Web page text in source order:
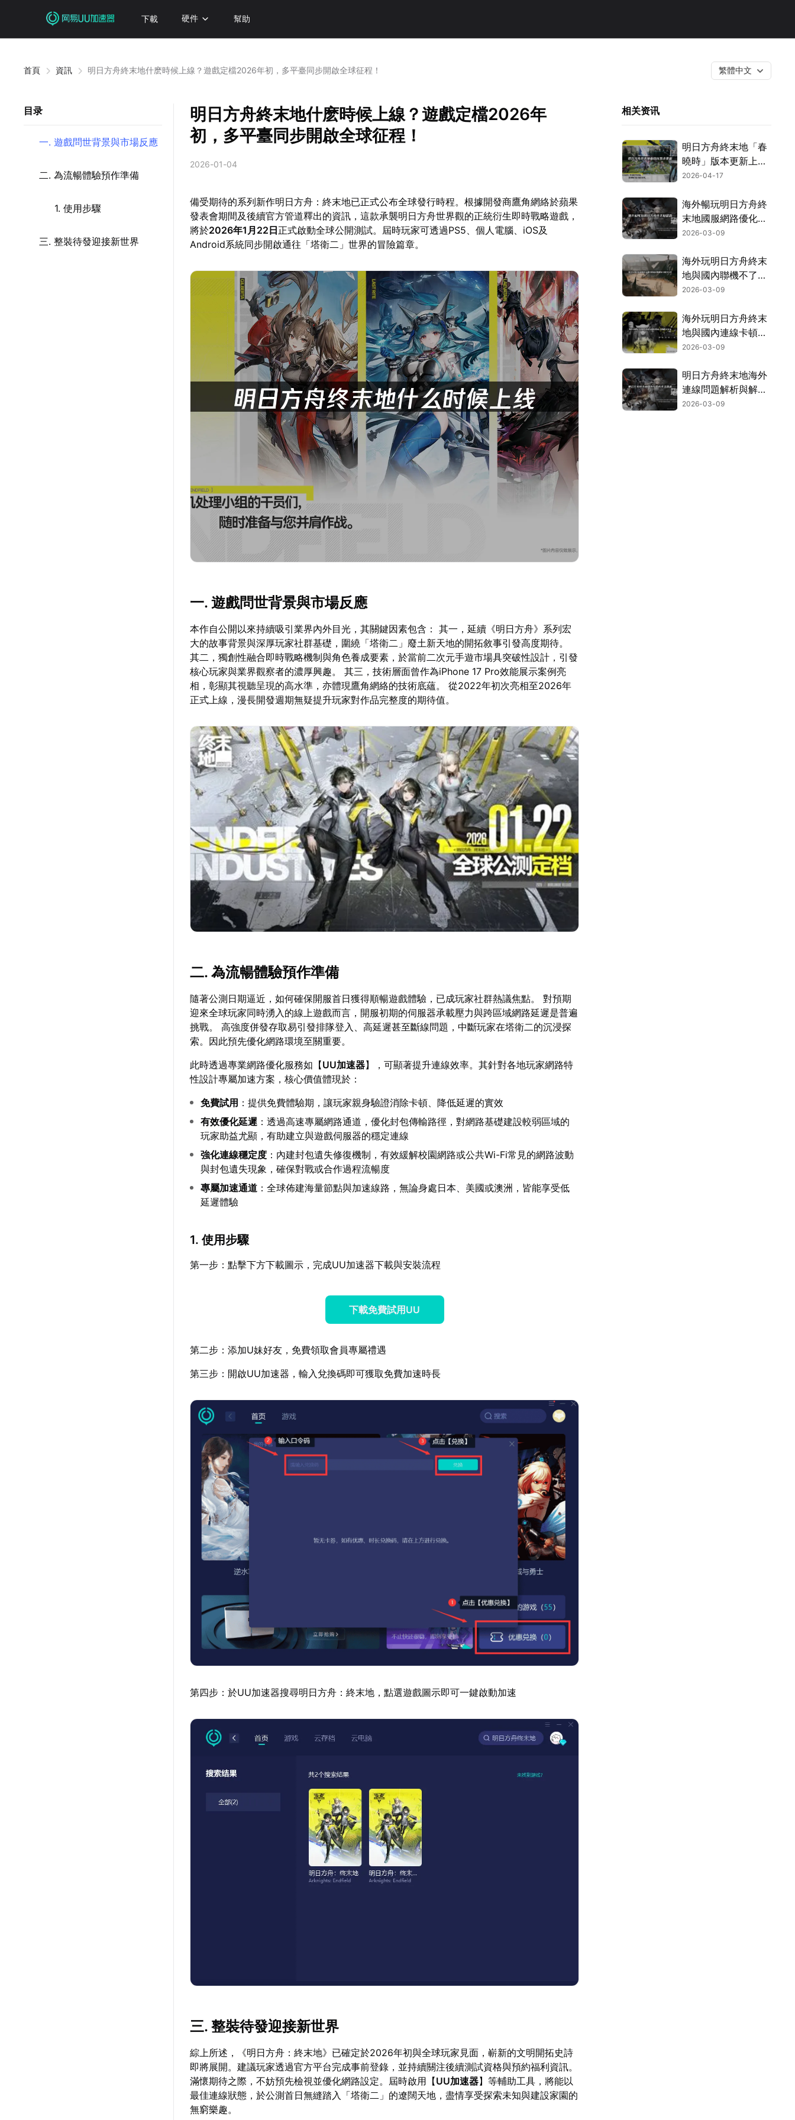
下載 硬件 幫助
首頁 資訊 明日方舟終末地什麽時候上線？遊戲定檔2026年初，多平臺同步開啟全球征程！ 繁體中文
目录
一. 遊戲問世背景與市場反應
二. 為流暢體驗預作準備
1. 使用步驟
三. 整裝待發迎接新世界
明日方舟終末地什麽時候上線？遊戲定檔2026年
初，多平臺同步開啟全球征程！
2026-01-04
備受期待的系列新作明日方舟：終末地已正式公布全球發行時程。根據開發商鷹角網絡於蘋果
發表會期間及後續官方管道釋出的資訊，這款承襲明日方舟世界觀的正統衍生即時戰略遊戲，
將於2026年1月22日正式啟動全球公開測試。屆時玩家可透過PS5、個人電腦、iOS及
Android系統同步開啟通往「塔衛二」世界的冒險篇章。
一. 遊戲問世背景與市場反應
本作自公開以來持續吸引業界內外目光，其關鍵因素包含： 其一，延續《明日方舟》系列宏
大的故事背景與深厚玩家社群基礎，圍繞「塔衛二」廢土新天地的開拓敘事引發高度期待。
其二，獨創性融合即時戰略機制與角色養成要素，於當前二次元手遊市場具突破性設計，引發
核心玩家與業界觀察者的濃厚興趣。 其三，技術層面曾作為iPhone 17 Pro效能展示案例亮
相，彰顯其視聽呈現的高水準，亦體現鷹角網絡的技術底蘊。 從2022年初次亮相至2026年
正式上線，漫長開發週期無疑提升玩家對作品完整度的期待值。
二. 為流暢體驗預作準備
隨著公測日期逼近，如何確保開服首日獲得順暢遊戲體驗，已成玩家社群熱議焦點。 對預期
迎來全球玩家同時湧入的線上遊戲而言，開服初期的伺服器承載壓力與跨區域網路延遲是普遍
挑戰。 高強度併發存取易引發排隊登入、高延遲甚至斷線問題，中斷玩家在塔衛二的沉浸探
索。因此預先優化網路環境至關重要。
此時透過專業網路優化服務如【UU加速器】，可顯著提升連線效率。其針對各地玩家網路特
性設計專屬加速方案，核心價值體現於：
免費試用 ：提供免費體驗期，讓玩家親身驗證消除卡頓、降低延遲的實效
有效優化延遲 ：透過高速專屬網路通道，優化封包傳輸路徑，對網路基礎建設較弱區域的
玩家助益尤顯，有助建立與遊戲伺服器的穩定連線
強化連線穩定度 ：內建封包遺失修復機制，有效緩解校園網路或公共Wi-Fi常見的網路波動
與封包遺失現象，確保對戰或合作過程流暢度
專屬加速通道 ：全球佈建海量節點與加速線路，無論身處日本、美國或澳洲，皆能享受低
延遲體驗
1. 使用步驟
第一步：點擊下方下載圖示，完成UU加速器下載與安裝流程
下載免費試用UU
第二步：添加U妹好友，免費領取會員專屬禮遇
第三步：開啟UU加速器，輸入兌換碼即可獲取免費加速時長
第四步：於UU加速器搜尋明日方舟：終末地，點選遊戲圖示即可一鍵啟動加速
三. 整裝待發迎接新世界
綜上所述，《明日方舟：終末地》已確定於2026年初與全球玩家見面，嶄新的文明開拓史詩
即將展開。建議玩家透過官方平台完成事前登錄，並持續關注後續測試資格與預約福利資訊。
滿懷期待之際，不妨預先檢視並優化網路設定。屆時啟用【UU加速器】等輔助工具，將能以
最佳連線狀態，於公測首日無縫踏入「塔衛二」的遼闊天地，盡情享受探索未知與建設家園的
無窮樂趣。
相关资讯
明日方舟終末地「春
曉時」版本更新上
線！完整內容與暢玩
2026-04-17
海外暢玩明日方舟終
末地國服網路優化全
攻略！
2026-03-09
海外玩明日方舟終末
地與國內聯機不了難
題全解析！
2026-03-09
海外玩明日方舟終末
地與國內連線卡頓：
網路延遲解決全攻
2026-03-09
明日方舟終末地海外
連線問題解析與解決
方案！
2026-03-09